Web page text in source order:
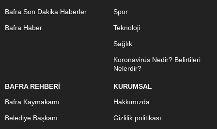
Bafra Son Dakika Haberler
Bafra Haber
Spor
Teknoloji
Sağlık
Koronavirüs Nedir? Belirtileri
Nelerdir?
BAFRA REHBERİ
Bafra Kaymakamı
Belediye Başkanı
KURUMSAL
Hakkımızda
Gizlilik politikası